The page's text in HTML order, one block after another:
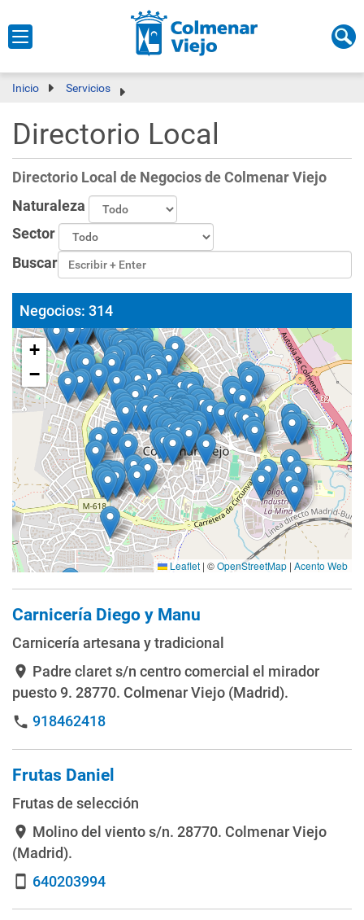
Inicio Servicios
Directorio Local
Directorio Local de Negocios de Colmenar Viejo
Naturaleza
Sector
Buscar
Negocios: 314
+
−
Leaflet | ©OpenStreetMap | Acento Web
Carnicería Diego y Manu
Carnicería artesana y tradicional
location_on Padre claret s/n centro comercial el mirador
puesto 9. 28770. Colmenar Viejo (Madrid).
phone 918462418
Frutas Daniel
Frutas de selección
location_on Molino del viento s/n. 28770. Colmenar Viejo
(Madrid).
smartphone 640203994